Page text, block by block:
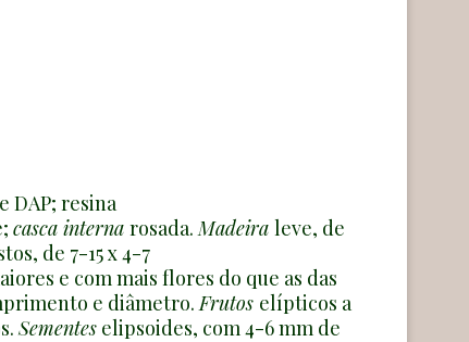
DAP; resina
casca interna rosada. Madeira leve, de
de 7-15 x 4-7
e com mais flores do que as das
e diâmetro. Frutos elípticos a
Sementes elipsoides, com 4-6 mm de